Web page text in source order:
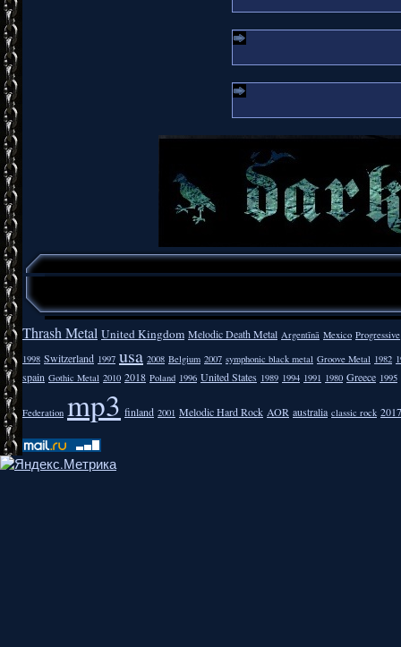
Thrash Metal United Kingdom Melodic Death Metal Argentīnā Mexico Progressive
1998 Switzerland 1997 usa 2008 Belgium 2007 symphonic black metal Groove Metal 1982
spain Gothic Metal 2010 2018 Poland 1996 United States 1989 1994 1991 1980 Greece 1995
Federation mp3 finland 2001 Melodic Hard Rock AOR australia classic rock 2017